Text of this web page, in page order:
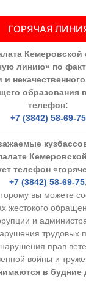
ОП КО”
за
ГОРЯЧАЯ
Кемеровской
линию» по
и
образования
телефон:
+7 (3842) 58-69-75
телефон
+7 (3842) 58-69-75,
вы можете
жестокого
и
трудовых
прав
войны и
в будние